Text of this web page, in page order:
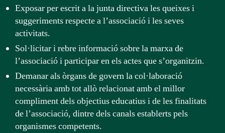
Exposar per escrit a la junta directiva les queixes i
suggeriments respecte a l’associació i les seves
activitats.
Sol·licitar i rebre informació sobre la marxa de
l’associació i participar en els actes que s’organitzin.
Demanar als òrgans de govern la col·laboració
necessària amb tot allò relacionat amb el millor
compliment dels objectius educatius i de les finalitats
de l’associació, dintre dels canals establerts pels
organismes competents.